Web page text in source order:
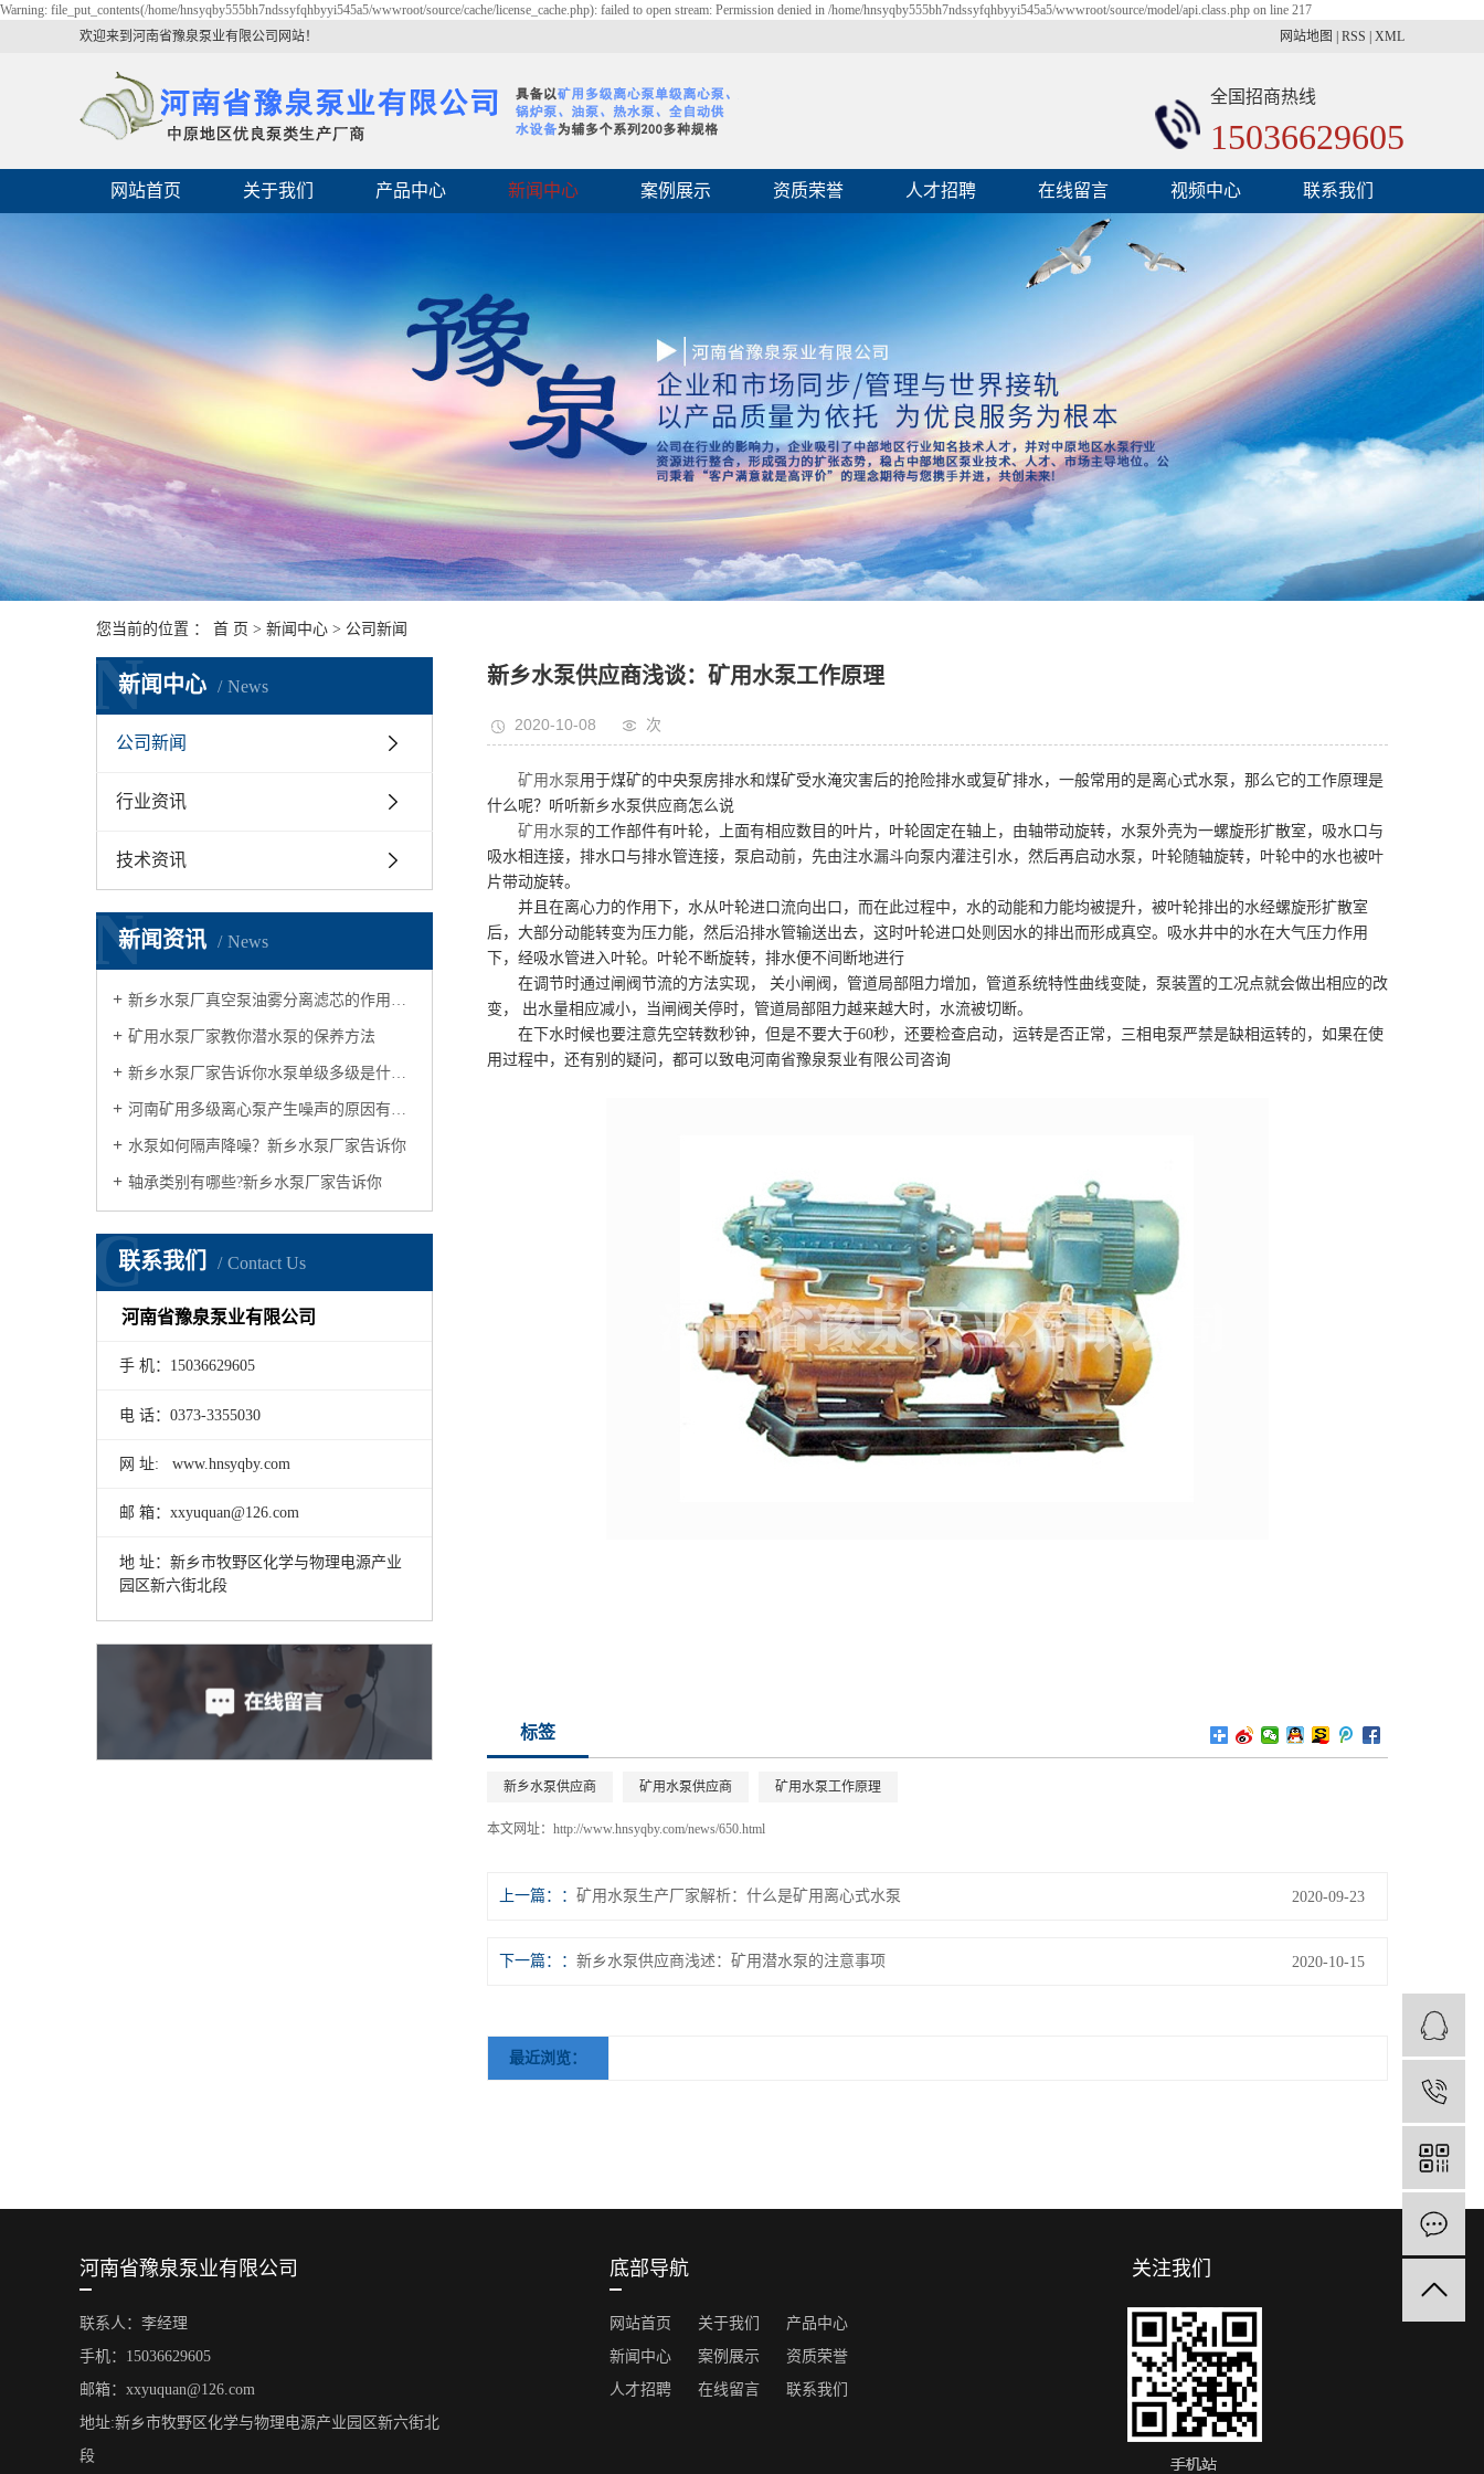
Warning: file_put_contents(/home/hnsyqby555bh7ndssyfqhbyyi545a5/wwwroot/source/cache/license_cache.php): failed to open stream: Permission denied in /home/hnsyqby555bh7ndssyfqhbyyi545a5/wwwroot/source/model/api.class.php on line 217
欢迎来到河南省豫泉泵业有限公司网站！
网站地图 RSS XML
全国招商热线
15036629605
网站首页 关于我们 产品中心 新闻中心 案例展示 资质荣誉 人才招聘 在线留言 视频中心 联系我们
您当前的位置 ： 首 页 > 新闻中心 > 公司新闻
新闻中心 News
N
公司新闻
行业资讯
技术资讯
新闻资讯 News
N
新乡水泵厂真空泵油雾分离滤芯的作用有哪几点？
矿用水泵厂家教你潜水泵的保养方法
新乡水泵厂家告诉你水泵单级多级是什么意思
河南矿用多级离心泵产生噪声的原因有哪些?矿用水泵厂家告诉你
水泵如何隔声降噪？新乡水泵厂家告诉你
轴承类别有哪些?新乡水泵厂家告诉你
联系我们 Contact Us
C
河南省豫泉泵业有限公司
手 机：15036629605
电 话：0373-3355030
网 址: www.hnsyqby.com
邮 箱：xxyuquan@126.com
地 址：新乡市牧野区化学与物理电源产业
园区新六街北段
新乡水泵供应商浅谈：矿用水泵工作原理
2020-10-08 次
矿用水泵 用于煤矿的中央泵房排水和煤矿受水淹灾害后的抢险排水或复矿排水，一般常用的是离心式水泵，那么它的工作原理是
什么呢？听听新乡水泵供应商怎么说
矿用水泵 的工作部件有叶轮，上面有相应数目的叶片，叶轮固定在轴上，由轴带动旋转，水泵外壳为一螺旋形扩散室，吸水口与
吸水相连接，排水口与排水管连接，泵启动前，先由注水漏斗向泵内灌注引水，然后再启动水泵，叶轮随轴旋转，叶轮中的水也被叶
片带动旋转。
并且在离心力的作用下，水从叶轮进口流向出口，而在此过程中，水的动能和力能均被提升，被叶轮排出的水经螺旋形扩散室
后，大部分动能转变为压力能，然后沿排水管输送出去，这时叶轮进口处则因水的排出而形成真空。吸水井中的水在大气压力作用
下，经吸水管进入叶轮。叶轮不断旋转，排水便不间断地进行
在调节时通过闸阀节流的方法实现， 关小闸阀，管道局部阻力增加，管道系统特性曲线变陡，泵装置的工况点就会做出相应的改
变， 出水量相应减小，当闸阀关停时，管道局部阻力越来越大时，水流被切断。
在下水时候也要注意先空转数秒钟，但是不要大于60秒，还要检查启动，运转是否正常，三相电泵严禁是缺相运转的，如果在使
用过程中，还有别的疑问，都可以致电河南省豫泉泵业有限公司咨询
标签
新乡水泵供应商 矿用水泵供应商 矿用水泵工作原理
本文网址： http://www.hnsyqby.com/news/650.html
上一篇： 矿用水泵生产厂家解析：什么是矿用离心式水泵 2020-09-23
下一篇： 新乡水泵供应商浅述：矿用潜水泵的注意事项 2020-10-15
最近浏览：
河南省豫泉泵业有限公司
联系人：李经理
手机：15036629605
邮箱：xxyuquan@126.com
地址:新乡市牧野区化学与物理电源产业园区新六街北
段
底部导航
网站首页 关于我们
产品中心
新闻中心
案例展示
资质荣誉
人才招聘
在线留言 联系我们
关注我们